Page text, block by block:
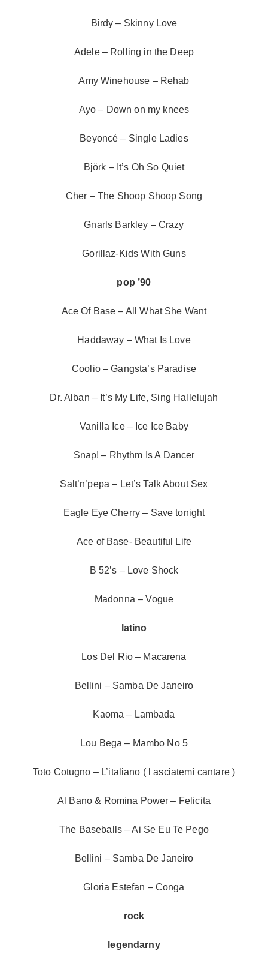
Birdy – Skinny Love
Adele – Rolling in the Deep
Amy Winehouse – Rehab
Ayo – Down on my knees
Beyoncé – Single Ladies
Björk – It’s Oh So Quiet
Cher – The Shoop Shoop Song
Gnarls Barkley – Crazy
Gorillaz-Kids With Guns
pop ’90
Ace Of Base – All What She Want
Haddaway – What Is Love
Coolio – Gangsta’s Paradise
Dr. Alban – It’s My Life, Sing Hallelujah
Vanilla Ice – Ice Ice Baby
Snap! – Rhythm Is A Dancer
Salt’n’pepa – Let’s Talk About Sex
Eagle Eye Cherry – Save tonight
Ace of Base- Beautiful Life
B 52’s – Love Shock
Madonna – Vogue
latino
Los Del Rio – Macarena
Bellini – Samba De Janeiro
Kaoma – Lambada
Lou Bega – Mambo No 5
Toto Cotugno – L’italiano ( l asciatemi cantare )
Al Bano & Romina Power – Felicita
The Baseballs – Ai Se Eu Te Pego
Bellini – Samba De Janeiro
Gloria Estefan – Conga
rock
legendarny